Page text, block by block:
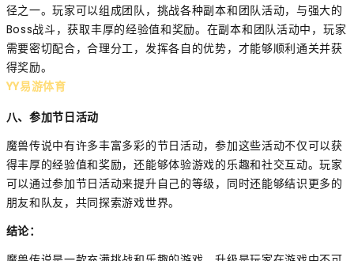
径之一。玩家可以组成团队，挑战各种副本和团队活动，与强大的
Boss战斗，获取丰厚的经验值和奖励。在副本和团队活动中，玩家
需要密切配合，合理分工，发挥各自的优势，才能够顺利通关并获
得奖励。
YY易游体育
八、参加节日活动
魔兽传说中有许多丰富多彩的节日活动，参加这些活动不仅可以获
得丰厚的经验值和奖励，还能够体验游戏的乐趣和社交互动。玩家
可以通过参加节日活动来提升自己的等级，同时还能够结识更多的
朋友和队友，共同探索游戏世界。
结论：